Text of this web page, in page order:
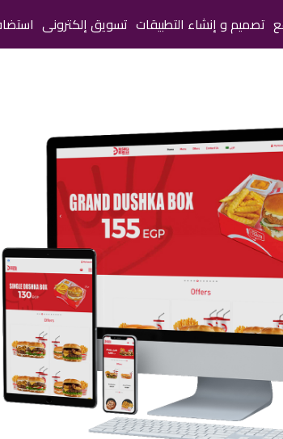
تصميم و إنشاء التطبيقات تسويق إلكترونى